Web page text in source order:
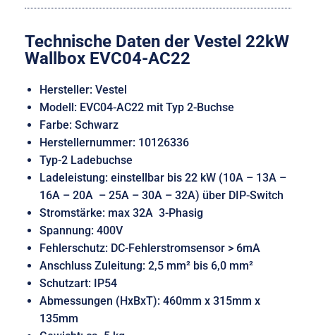
Technische Daten der Vestel 22kW
Wallbox EVC04-AC22
Hersteller: Vestel
Modell: EVC04-AC22 mit Typ 2-Buchse
Farbe: Schwarz
Herstellernummer: 10126336
Typ-2 Ladebuchse
Ladeleistung: einstellbar bis 22 kW (10A – 13A –
16A – 20A – 25A – 30A – 32A) über DIP-Switch
Stromstärke: max 32A 3-Phasig
Spannung: 400V
Fehlerschutz: DC-Fehlerstromsensor > 6mA
Anschluss Zuleitung: 2,5 mm² bis 6,0 mm²
Schutzart: IP54
Abmessungen (HxBxT): 460mm x 315mm x
135mm